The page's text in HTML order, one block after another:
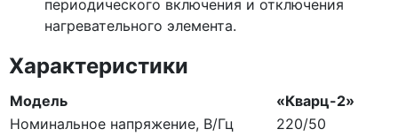
периодического включения и отключения
нагревательного элемента.
Характеристики
Модель
«Кварц-2»
Номинальное напряжение, В/Гц
220/50